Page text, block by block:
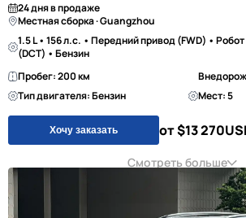
24 дня в продаже
Местная сборка · Guangzhou
1.5 L • 156 л.с. • Передний привод (FWD) •
(DCT) • Бензин
Пробег: 200 км
Тип двигателя: Бензин
Мест: 5
Хочу заказать от $13 270
Смотреть больше